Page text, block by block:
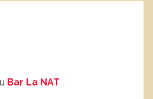
Bar La NAT